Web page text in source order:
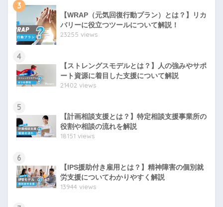
3
【WRAP（元気回復行動プラン）とは？】リカ
バリーに役立つツールについて解説！
23255 views
4
【ストレングスモデルとは？】人の強みやサポ
ート資源に着目した支援について解説
21402 views
5
【計画相談支援とは？】特定相談支援事業所の
役割や相談の流れを解説
18151 views
6
【IPS援助付き雇用とは？】精神障害の個別就
労支援についてわかりやすく解説
13944 views